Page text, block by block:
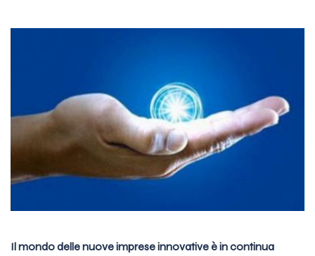
Il mondo delle nuove imprese innovative è in continua